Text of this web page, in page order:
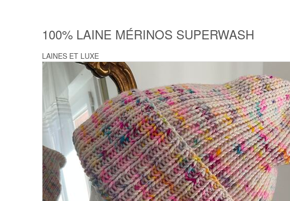
100% LAINE MÉRINOS SUPERWASH
LAINES ET LUXE